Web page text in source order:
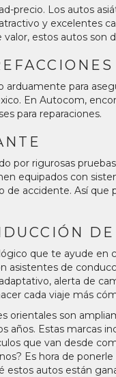
precio. Los autos
y excelentes
estos autos son
arduamente para
En Autocom,
para reparaciones.
por rigurosas
equipados con
de accidente. Así
que te ayude en
asistentes de
alerta de
cada viaje más
orientales son
años. Estas marcas
que van desde
Es hora de
estos autos están